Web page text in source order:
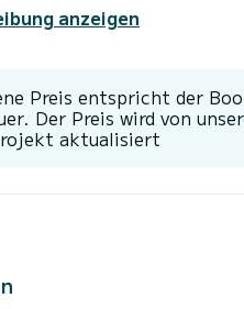
Metern wird es Ihr
mit folgender
anzeigen
Preis entspricht der
Der Preis wird von
aktualisiert